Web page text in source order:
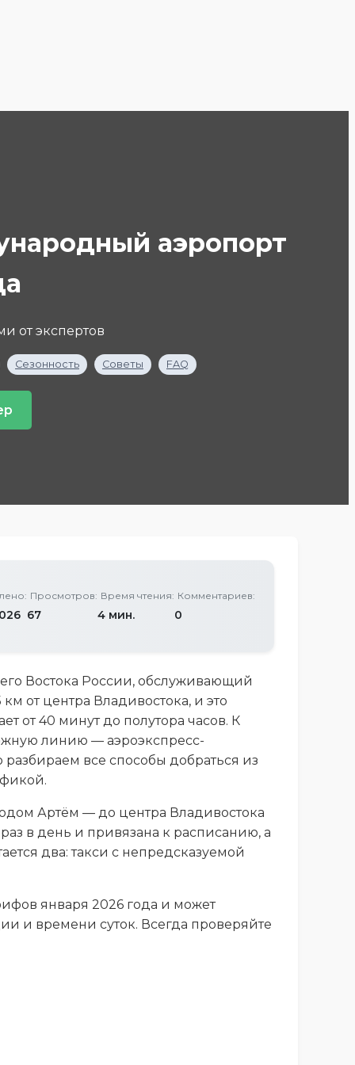
аэропорт
от экспертов
Сезонность Советы FAQ
Просмотров:
67
Время чтения:
4 мин.
Комментариев:
0
Востока России, обслуживающий
от центра Владивостока, и это
от 40 минут до полутора часов. К
линию — аэроэкспресс-
все способы добраться из
Артём — до центра Владивостока
в день и привязана к расписанию, а
два: такси с непредсказуемой
января 2026 года и может
и времени суток. Всегда проверяйте